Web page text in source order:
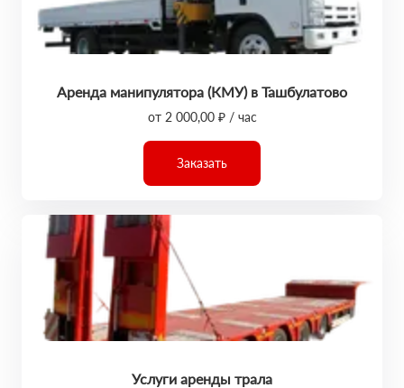
Аренда манипулятора (КМУ) в Ташбулатово
от 2 000,00 ₽ / час
Заказать
Услуги аренды трала